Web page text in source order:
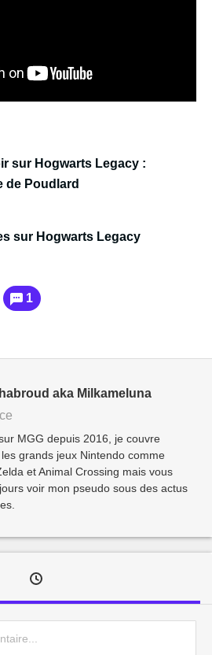
sur Hogwarts Legacy :
de Poudlard
sur Hogwarts Legacy
1
aka Milkameluna
MGG depuis 2016, je couvre
grands jeux Nintendo comme
et Animal Crossing mais vous
voir mon pseudo sous des actus